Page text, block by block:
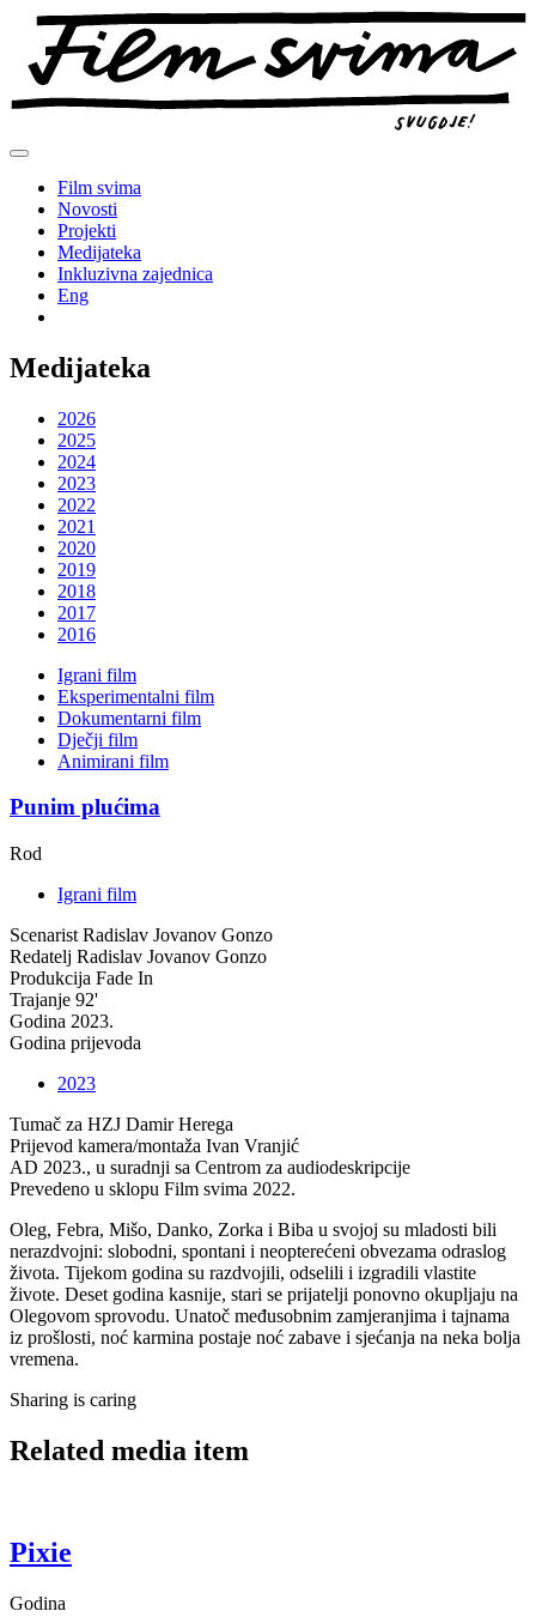
Preskoči
sadržaj
Film svima
Novosti
Projekti
Medijateka
Inkluzivna zajednica
Eng
Medijateka
2026
2025
2024
2023
2022
2021
2020
2019
2018
2017
2016
Igrani film
Eksperimentalni film
Dokumentarni film
Dječji film
Animirani film
Punim plućima
Rod
Igrani film
Scenarist Radislav Jovanov Gonzo
Redatelj Radislav Jovanov Gonzo
Produkcija Fade In
Trajanje 92'
Godina 2023.
Godina prijevoda
2023
Tumač za HZJ Damir Herega
Prijevod kamera/montaža Ivan Vranjić
AD 2023., u suradnji sa Centrom za audiodeskripcije
Prevedeno u sklopu Film svima 2022.
Oleg, Febra, Mišo, Danko, Zorka i Biba u svojoj su mladosti bili
nerazdvojni: slobodni, spontani i neopterećeni obvezama odraslog
života. Tijekom godina su razdvojili, odselili i izgradili vlastite
živote. Deset godina kasnije, stari se prijatelji ponovno okupljaju na
Olegovom sprovodu. Unatoč međusobnim zamjeranjima i tajnama
iz prošlosti, noć karmina postaje noć zabave i sjećanja na neka bolja
vremena.
Sharing is caring
Related media item
Pixie
Godina